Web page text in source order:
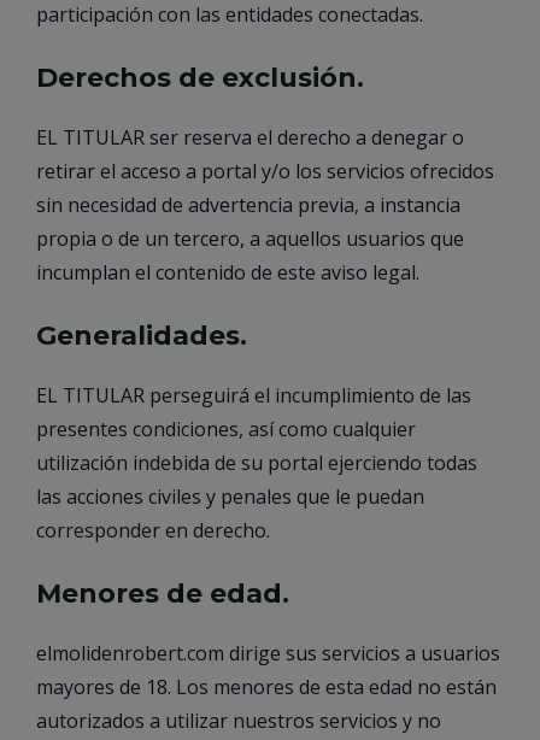
participación con las entidades conectadas.
Derechos de exclusión.
EL TITULAR ser reserva el derecho a denegar o
retirar el acceso a portal y/o los servicios ofrecidos
sin necesidad de advertencia previa, a instancia
propia o de un tercero, a aquellos usuarios que
incumplan el contenido de este aviso legal.
Generalidades.
EL TITULAR perseguirá el incumplimiento de las
presentes condiciones, así como cualquier
utilización indebida de su portal ejerciendo todas
las acciones civiles y penales que le puedan
corresponder en derecho.
Menores de edad.
elmolidenrobert.com dirige sus servicios a usuarios
mayores de 18. Los menores de esta edad no están
autorizados a utilizar nuestros servicios y no